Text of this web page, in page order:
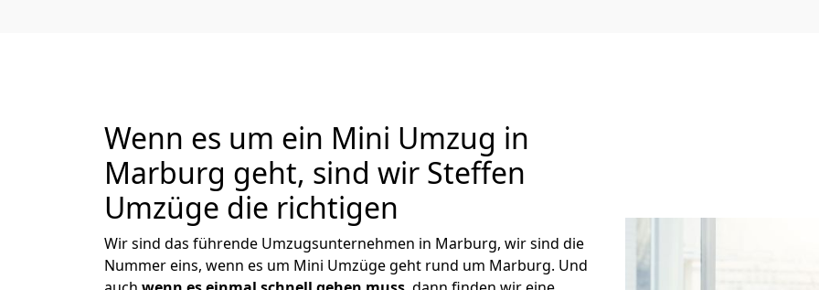
Wenn es um ein Mini Umzug in
Marburg geht, sind wir Steffen
Umzüge die richtigen
Wir sind das führende Umzugsunternehmen in Marburg, wir sind die
Nummer eins, wenn es um Mini Umzüge geht rund um Marburg. Und